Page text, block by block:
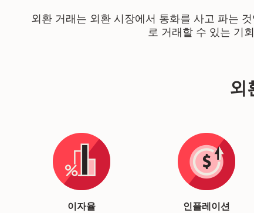
외환 거래는 외환 시장에서 통화를 사고 파는
로 거래할 수 있는 기
외
이자율 인플레이션